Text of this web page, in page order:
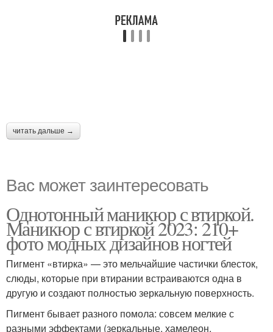
читать дальше →
Вас может заинтересовать
Однотонный маникюр с втиркой.
Маникюр с втиркой 2023: 210+
фото модных дизайнов ногтей
Пигмент «втирка» — это мельчайшие частички блесток,
слюды, которые при втирании встраиваются одна в
другую и создают полностью зеркальную поверхность.
Пигмент бывает разного помола: совсем мелкие с
разными эффектами (зеркальные, хамелеон,